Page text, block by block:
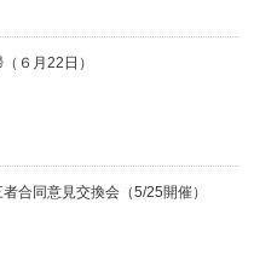
６月22日）
合同意見交換会（5/25開催）